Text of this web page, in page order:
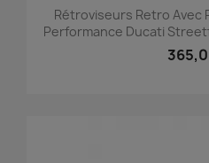
Rétroviseurs Retro Avec
Performance Ducati